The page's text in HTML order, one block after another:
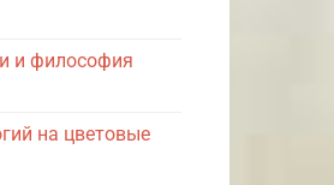
и философия
на цветовые